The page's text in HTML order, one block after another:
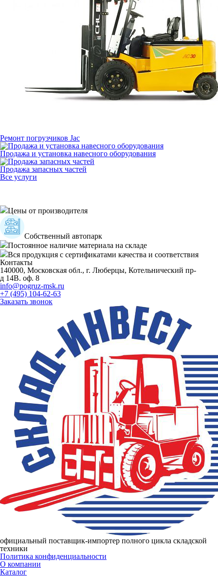
Ремонт погрузчиков Jac
Продажа и установка навесного оборудования
Продажа запасных частей
Все услуги
Цены от производителя
Собственный автопарк
Постоянное наличие материала на складе
Вся продукция с сертификатами качества и соответствия
Контакты
140000, Московская обл., г. Люберцы, Котельнический пр-
д 14В. оф. 8
info@pogruz-msk.ru
+7 (495) 104-62-63
Заказать звонок
официальный поставщик-импортер полного цикла складской
техники
Политика конфиденциальности
О компании
Каталог